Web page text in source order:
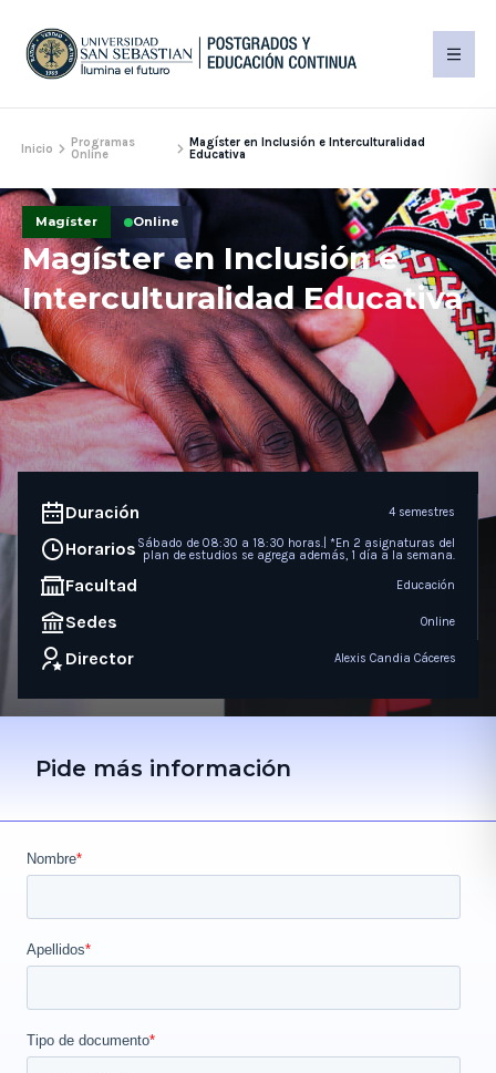
Inicio
Programas
Online
Magíster en Inclusión e Interculturalidad
Educativa
Magíster Online
Magíster en Inclusión e
Interculturalidad Educativa
Duración 4 semestres
Horarios Sábado de 08:30 a 18:30 horas.| *En 2 asignaturas del
plan de estudios se agrega además, 1 día a la semana.
Facultad Educación
Sedes Online
Director Alexis Candia Cáceres
Pide más información